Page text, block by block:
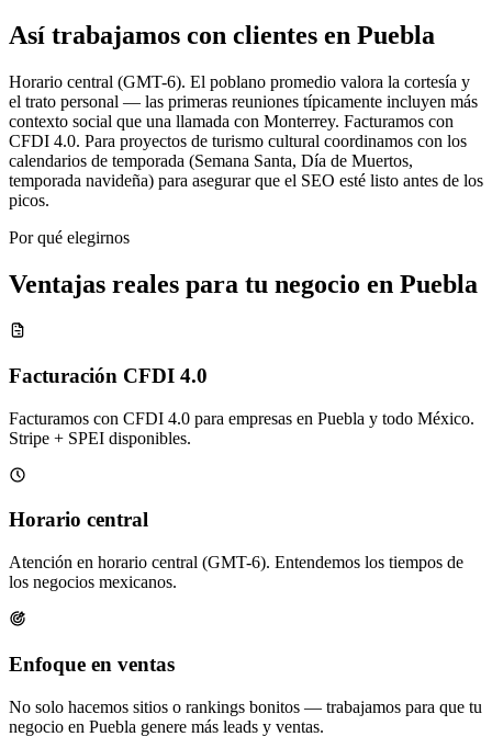
Así trabajamos con clientes en Puebla
Horario central (GMT-6). El poblano promedio valora la cortesía y
el trato personal — las primeras reuniones típicamente incluyen más
contexto social que una llamada con Monterrey. Facturamos con
CFDI 4.0. Para proyectos de turismo cultural coordinamos con los
calendarios de temporada (Semana Santa, Día de Muertos,
temporada navideña) para asegurar que el SEO esté listo antes de los
picos.
Por qué elegirnos
Ventajas reales para tu negocio en Puebla
Facturación CFDI 4.0
Facturamos con CFDI 4.0 para empresas en Puebla y todo México.
Stripe + SPEI disponibles.
Horario central
Atención en horario central (GMT-6). Entendemos los tiempos de
los negocios mexicanos.
Enfoque en ventas
No solo hacemos sitios o rankings bonitos — trabajamos para que tu
negocio en Puebla genere más leads y ventas.